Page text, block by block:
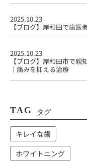
2025.10.23
【ブログ】 岸和田で歯医
2025.10.23
【ブログ】 岸和田市で親
｜痛みを抑える治療
TAG タグ
キレイな歯
ホワイトニング